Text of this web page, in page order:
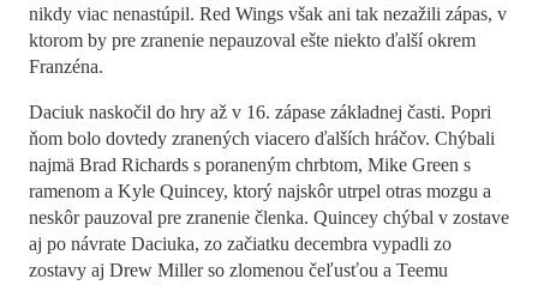
nikdy viac nenastúpil. Red Wings však ani tak nezažili zápas, v
ktorom by pre zranenie nepauzoval ešte niekto ďalší okrem
Franzéna.
Daciuk naskočil do hry až v 16. zápase základnej časti. Popri
ňom bolo dovtedy zranených viacero ďalších hráčov. Chýbali
najmä Brad Richards s poraneným chrbtom, Mike Green s
ramenom a Kyle Quincey, ktorý najskôr utrpel otras mozgu a
neskôr pauzoval pre zranenie členka. Quincey chýbal v zostave
aj po návrate Daciuka, zo začiatku decembra vypadli zo
zostavy aj Drew Miller so zlomenou čeľusťou a Teemu